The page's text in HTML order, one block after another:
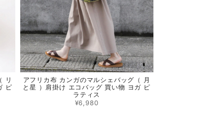
リ
ピ
アフリカ布 カンガのマルシェバッグ（ 月
と星 ）肩掛け エコバッグ 買い物 ヨガ ピ
ラティス
¥6,980